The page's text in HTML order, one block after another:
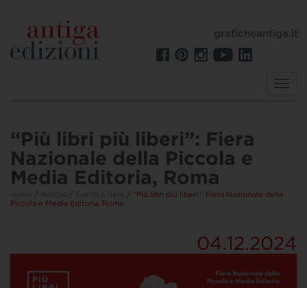
graficheantiga.it
“Più libri più liberi”: Fiera
Nazionale della Piccola e
Media Editoria, Roma
/ /
/ “Più libri più liberi”: Fiera Nazionale della
Piccola e Media Editoria, Roma
04.12.2024